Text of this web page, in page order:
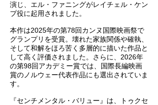
演じ、エル・ファニングがレイチェル・ケン
プ役に起用されました。
本作は2025年の第78回カンヌ国際映画祭で
グランプリを受賞。壊れた家族関係や確執、
そして和解をほろ苦く多層的に描いた作品と
して高く評価されました。さらに、2026年
の第98回アカデミー賞では、国際長編映画
賞のノルウェー代表作品にも選出されていま
す。
『センチメンタル・バリュー』は、トゥクセ